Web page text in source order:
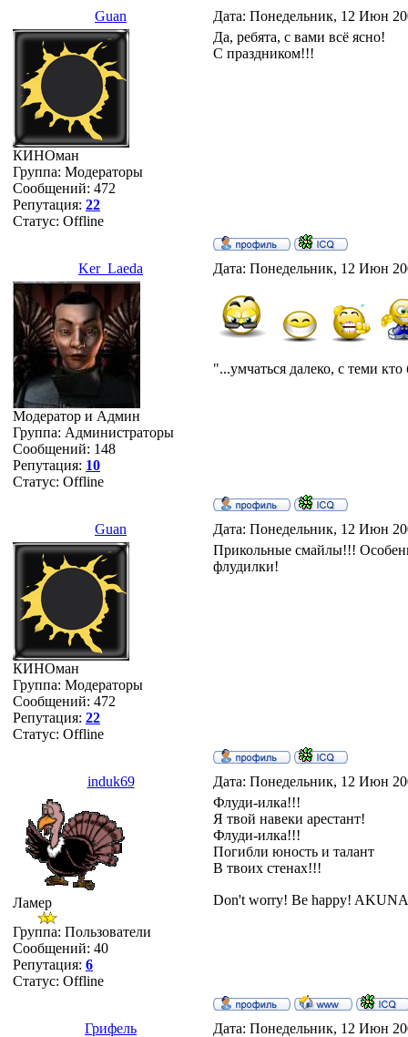
Guan Дата: Понедельник, 12 Июн
КИНОман
Группа: Модераторы
Сообщений: 472
Репутация: 22
Статус: Offline
Да, ребята, с вами всё ясно!
С праздником!!!
Ker_Laeda Дата: Понедельник, 12 Июн
Модератор и Админ
Группа: Администраторы
Сообщений: 148
Репутация: 10
Статус: Offline
"...умчаться далеко, с теми
Guan Дата: Понедельник, 12 Июн
КИНОман
Группа: Модераторы
Сообщений: 472
Репутация: 22
Статус: Offline
Прикольные смайлы!!!
флудилки!
induk69 Дата: Понедельник, 12 Июн
Ламер
Группа: Пользователи
Сообщений: 40
Репутация: 6
Статус: Offline
Флуди-илка!!!
Я твой навеки арестант!
Флуди-илка!!!
Погибли юность и талант
В твоих стенах!!!
Don't worry! Be happy!
Грифель Дата: Понедельник, 12 Июн